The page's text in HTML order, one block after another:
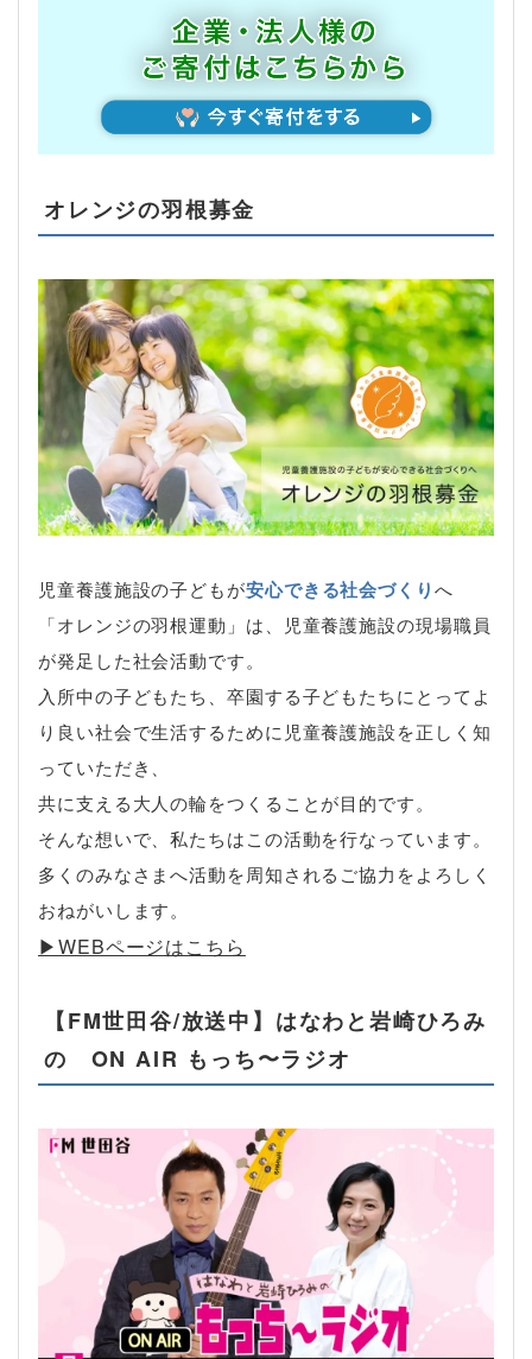
オレンジの羽根募金
児童養護施設の子どもが安心できる社会づくりへ
「オレンジの羽根運動」は、児童養護施設の現場職員
が発足した社会活動です。
入所中の子どもたち、卒園する子どもたちにとってよ
り良い社会で生活するために児童養護施設を正しく知
っていただき、
共に支える大人の輪をつくることが目的です。
そんな想いで、私たちはこの活動を行なっています。
多くのみなさまへ活動を周知されるご協力をよろしく
おねがいします。
▶︎WEBページはこちら
【FM世田谷/放送中】はなわと岩崎ひろみ
の ON AIR もっち〜ラジオ